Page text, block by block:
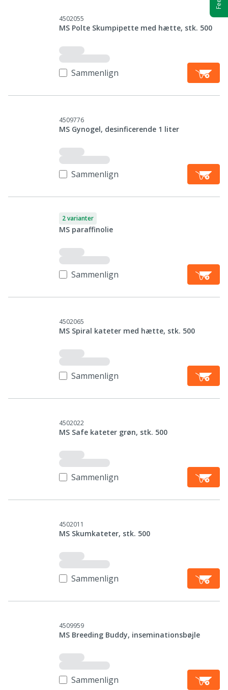
4502055
MS Polte Skumpipette med hætte, stk. 500
Sammenlign
4509776
MS Gynogel, desinficerende 1 liter
Sammenlign
2 varianter
MS paraffinolie
Sammenlign
4502065
MS Spiral kateter med hætte, stk. 500
Sammenlign
4502022
MS Safe kateter grøn, stk. 500
Sammenlign
4502011
MS Skumkateter, stk. 500
Sammenlign
4509959
MS Breeding Buddy, inseminationsbøjle
Sammenlign